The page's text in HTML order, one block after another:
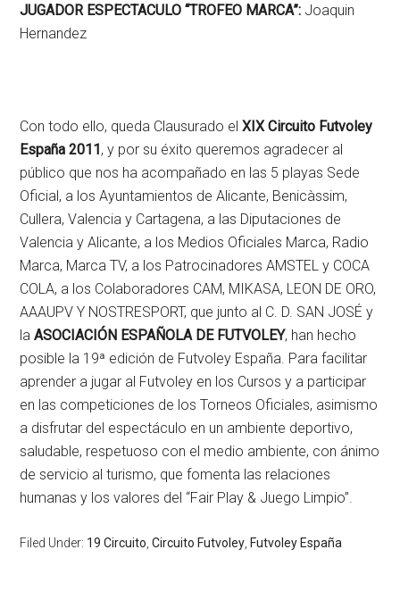
JUGADOR ESPECTACULO “TROFEO MARCA”: Joaquin
Hernandez
Con todo ello, queda Clausurado elXIX Circuito Futvoley
España 2011 , y por su éxito queremos agradecer al
público que nos ha acompañado en las 5 playas Sede
Oficial, a los Ayuntamientos de Alicante, Benicàssim,
Cullera, Valencia y Cartagena, a las Diputaciones de
Valencia y Alicante, a los Medios Oficiales Marca, Radio
Marca, Marca TV, a los Patrocinadores AMSTEL y COCA
COLA, a los Colaboradores CAM, MIKASA, LEON DE ORO,
AAAUPV Y NOSTRESPORT, que junto al C. D. SAN JOSÉ y
laASOCIACIÓN ESPAÑOLA DE FUTVOLEY, han hecho
posible la 19ª edición de Futvoley España. Para facilitar
aprender a jugar al Futvoley en los Cursos y a participar
en las competiciones de los Torneos Oficiales, asimismo
a disfrutar del espectáculo en un ambiente deportivo,
saludable, respetuoso con el medio ambiente, con ánimo
de servicio al turismo, que fomenta las relaciones
humanas y los valores del “Fair Play & Juego Limpio”.
Filed Under: 19 Circuito,Circuito Futvoley, Futvoley España